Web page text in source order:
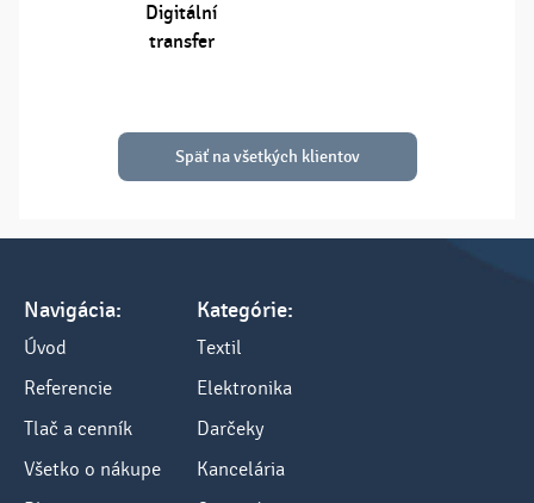
Digitální
transfer
Späť na všetkých klientov
Navigácia:
Úvod
Referencie
Tlač a cenník
Všetko o nákupe
Kategórie:
Textil
Elektronika
Darčeky
Kancelária